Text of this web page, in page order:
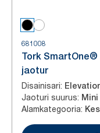
681008
Tork
jaotur
Disainisari:
Jaoturi suurus: Mini
Alamkategooria: